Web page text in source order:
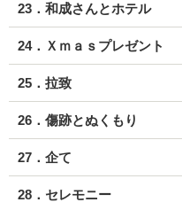
23．和成さんとホテル
24．Ｘｍａｓプレゼント
25．拉致
26．傷跡とぬくもり
27．企て
28．セレモニー